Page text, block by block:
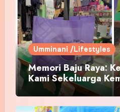
Umminani /Lifestyles
Memori Baju Raya:
Kami Sekeluarga
Pakaian Hari-Hari?